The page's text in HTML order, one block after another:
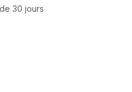
30 jours